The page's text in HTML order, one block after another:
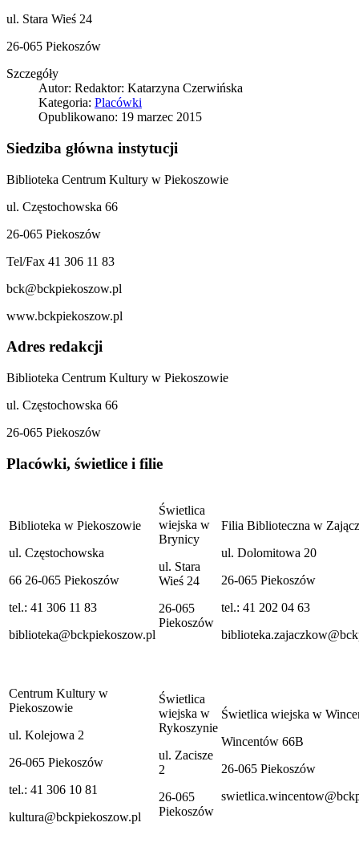
ul. Stara Wieś 24
26-065 Piekoszów
Szczegóły
Autor: Redaktor: Katarzyna Czerwińska
Kategoria: Placówki
Opublikowano: 19 marzec 2015
Siedziba główna instytucji
Biblioteka Centrum Kultury w Piekoszowie
ul. Częstochowska 66
26-065 Piekoszów
Tel/Fax 41 306 11 83
bck@bckpiekoszow.pl
www.bckpiekoszow.pl
Adres redakcji
Biblioteka Centrum Kultury w Piekoszowie
ul. Częstochowska 66
26-065 Piekoszów
Placówki, świetlice i filie
Biblioteka w Piekoszowie
ul. Częstochowska
66 26-065 Piekoszów
tel.: 41 306 11 83
biblioteka@bckpiekoszow.pl
Świetlica
wiejska w
Brynicy
ul. Stara
Wieś 24
26-065
Piekoszów
Filia Biblioteczna w
ul. Dolomitowa 20
26-065 Piekoszów
tel.: 41 202 04 63
Centrum Kultury w
Piekoszowie
ul. Kolejowa 2
26-065 Piekoszów
tel.: 41 306 10 81
kultura@bckpiekoszow.pl
Świetlica
wiejska w
Rykoszynie
ul. Zacisze
2
26-065
Piekoszów
Świetlica wiejska w
Wincentów 66B
26-065 Piekoszów